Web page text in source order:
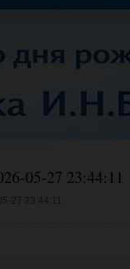
05-27 23:44:11